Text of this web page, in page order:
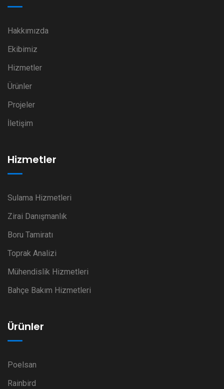
Hakkımızda
Ekibimiz
Hizmetler
Ürünler
Projeler
İletişim
Hizmetler
Sulama Hizmetleri
Zirai Danışmanlık
Boru Tamiratı
Toprak Analizi
Mühendislik Hizmetleri
Bahçe Bakım Hizmetleri
Ürünler
Poelsan
Rainbird